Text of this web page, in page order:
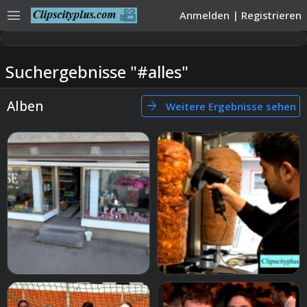
Anmelden | Registrieren
menu
Suchergebnisse "#alles"
Alben arrow_forward Weitere Ergebnisse sehen